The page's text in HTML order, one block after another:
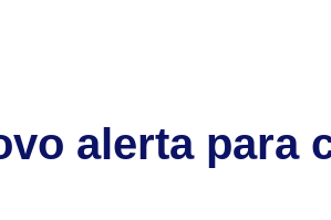
alerta para